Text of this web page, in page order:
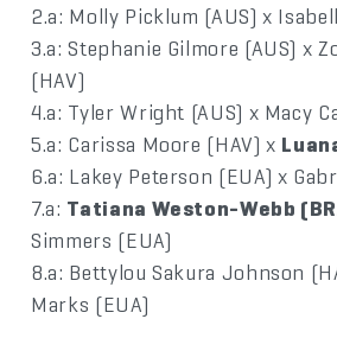
2.a: Molly Picklum (AUS) x
3.a: Stephanie Gilmore (AUS) x
(HAV)
4.a: Tyler Wright (AUS) x Macy
5.a: Carissa Moore (HAV) x
6.a: Lakey Peterson (EUA) x
7.a: Tatiana Weston-Webb
Simmers (EUA)
8.a: Bettylou Sakura Johnson
Marks (EUA)